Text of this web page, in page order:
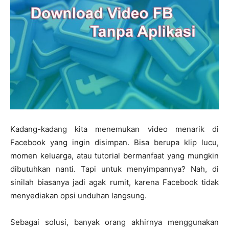
Kadang-kadang kita menemukan video menarik di
Facebook yang ingin disimpan. Bisa berupa klip lucu,
momen keluarga, atau tutorial bermanfaat yang mungkin
dibutuhkan nanti. Tapi untuk menyimpannya? Nah, di
sinilah biasanya jadi agak rumit, karena Facebook tidak
menyediakan opsi unduhan langsung.
Sebagai solusi, banyak orang akhirnya menggunakan